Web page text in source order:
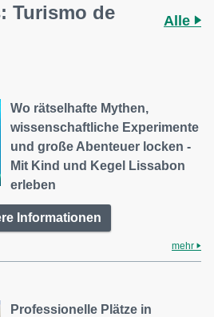
Turismo de
Alle
Wo rätselhafte Mythen,
wissenschaftliche Experimente
und große Abenteuer locken -
Mit Kind und Kegel Lissabon
erleben
Informationen
mehr
Professionelle Plätze in